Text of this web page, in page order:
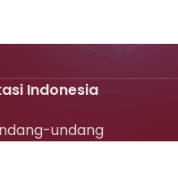
Indonesia
undang